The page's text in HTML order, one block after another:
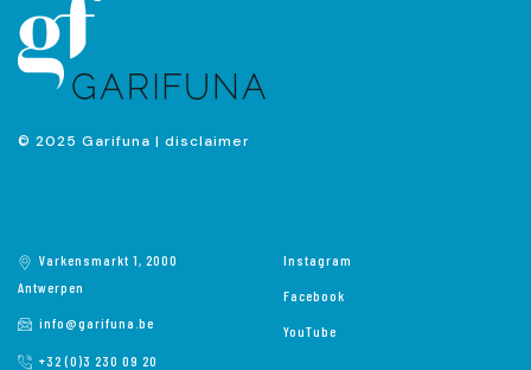
© 2025 Garifuna | disclaimer
Varkensmarkt 1, 2000
Antwerpen
info@garifuna.be
+32 (0)3 230 09 20
Instagram
Facebook
YouTube